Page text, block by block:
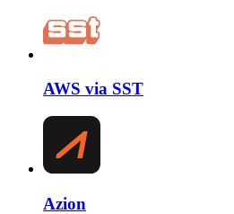
AWS via SST
Azion